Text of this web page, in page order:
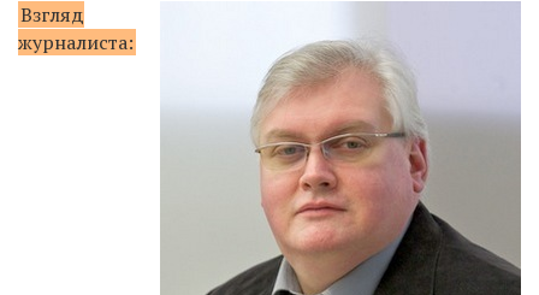
Взгляд
журналиста: